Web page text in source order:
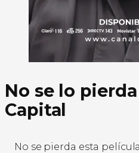
No se lo
Capital
No se pierda esta